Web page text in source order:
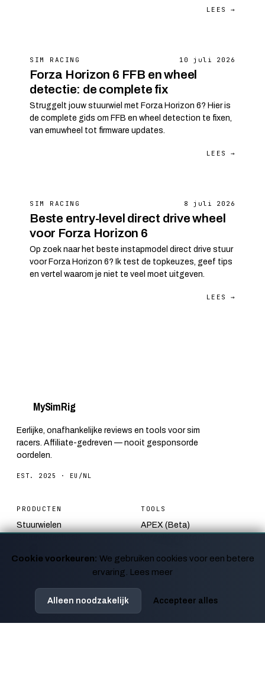
LEES →
SIM RACING 10 juli 2026
Forza Horizon 6 FFB en wheel
detectie: de complete fix
Struggelt jouw stuurwiel met Forza Horizon 6? Hier is
de complete gids om FFB en wheel detection te fixen,
van emuwheel tot firmware updates.
LEES →
SIM RACING 8 juli 2026
Beste entry-level direct drive wheel
voor Forza Horizon 6
Op zoek naar het beste instapmodel direct drive stuur
voor Forza Horizon 6? Ik test de topkeuzes, geef tips
en vertel waarom je niet te veel moet uitgeven.
LEES →
MySimRig
Eerlijke, onafhankelijke reviews en tools voor sim
racers. Affiliate-gedreven — nooit gesponsorde
oordelen.
EST. 2025 · EU/NL
PRODUCTEN
Stuurwielen
Monitoren
Bundels
TOOLS
APEX (Beta)
Track Bender
Startreactie Simulator
REDACTIONEEL
Cookie voorkeuren: We gebruiken cookies voor een betere
ervaring.
Lees meer
Alleen noodzakelijk Accepteer alles